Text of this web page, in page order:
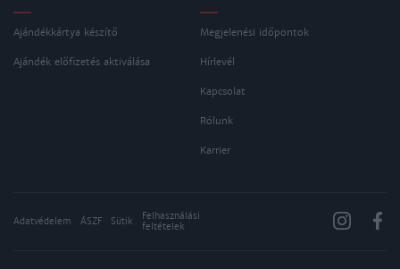
Ajándékkártya készítő
Ajándék előfizetés aktiválása
Megjelenési időpontok
Hírlevél
Kapcsolat
Rólunk
Karrier
Adatvédelem ÁSZF Sütik
Felhasználási
feltételek